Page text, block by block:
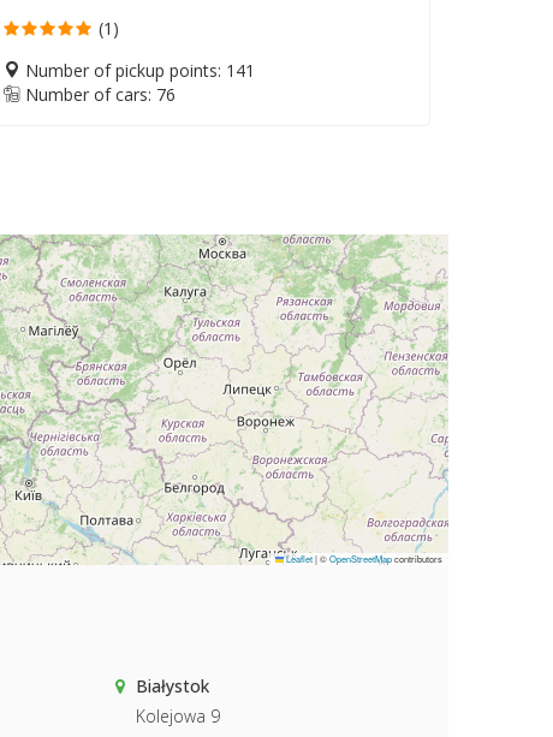
(1)
Number of pickup points: 141
Number of cars: 76
Leaflet|©OpenStreetMapcontributors
Białystok
Kolejowa 9